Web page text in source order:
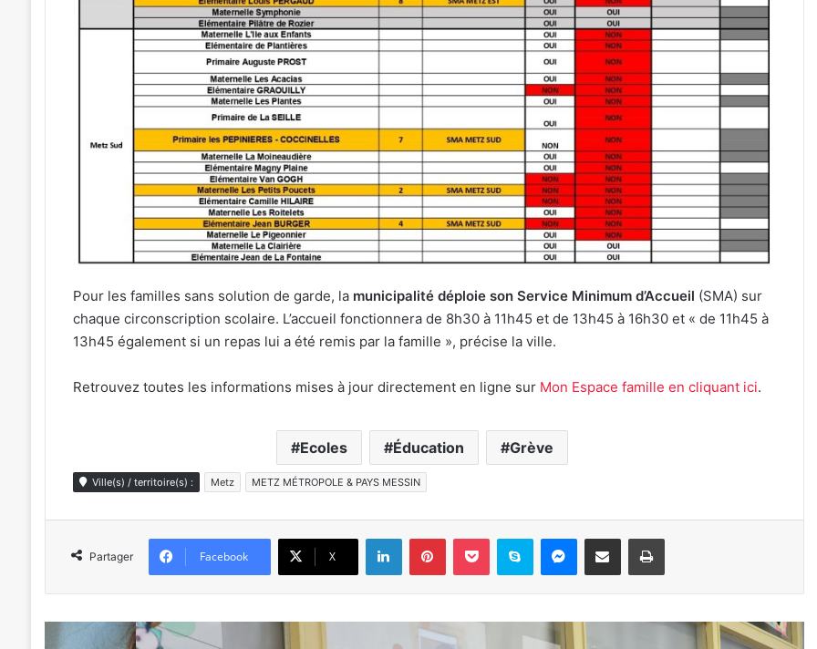
Pour les familles sans solution de garde, la municipalité déploie son Service Minimum d’Accueil (SMA) sur
chaque circonscription scolaire. L’accueil fonctionnera de 8h30 à 11h45 et de 13h45 à 16h30 et « de 11h45 à
13h45 également si un repas lui a été remis par la famille », précise la ville.
Retrouvez toutes les informations mises à jour directement en ligne sur Mon Espace famille en cliquant ici.
Ecoles Éducation Grève
Ville(s) / territoire(s) : Metz METZ MÉTROPOLE & PAYS MESSIN
Partager Facebook X
LinkedinPinterestPocket Skype Messenger
Partager par e-mail Imprimer